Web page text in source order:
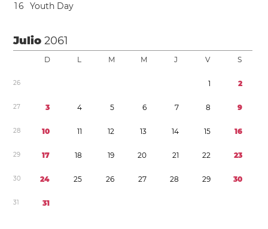
16 Youth Day
Julio2061
D L M M J V S
26 1 2
27 3 4 5 6 7 8 9
28 10 11 12 13 14 15 16
29 17 18 19 20 21 22 23
30 24 25 26 27 28 29 30
31 31